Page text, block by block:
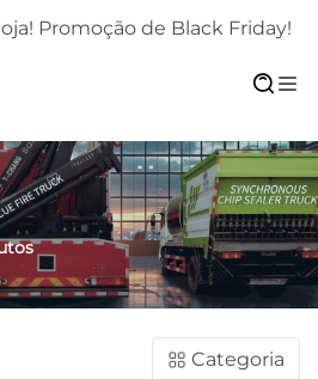
Promoção de Black Friday!
Categoria